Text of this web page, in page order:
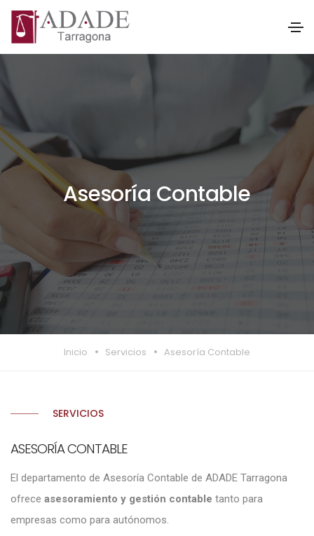
Asesoría Contable
Inicio Servicios Asesoría Contable
SERVICIOS
ASESORÍA CONTABLE
El departamento de Asesoría Contable de ADADE Tarragona
ofrece asesoramiento y gestión contable tanto para
empresas como para autónomos.